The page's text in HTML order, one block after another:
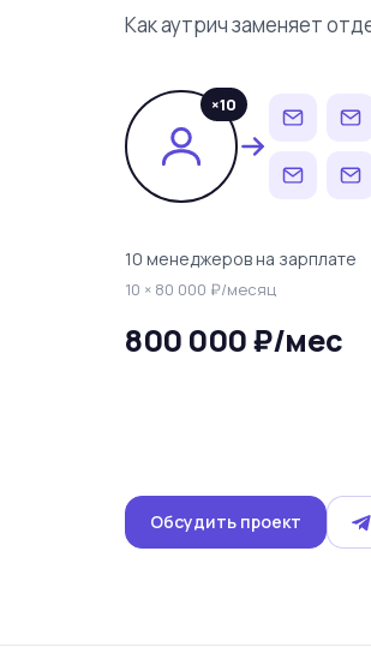
Как аутрич заменяет
×10
10 менеджеров на зарплате
10 × 80 000 ₽/месяц
800 000 ₽/мес
Обсудить проект